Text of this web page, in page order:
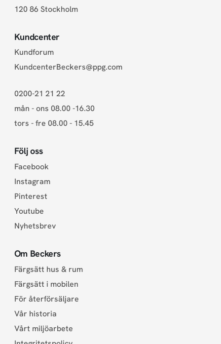
120 86 Stockholm
Kundcenter
Kundforum
KundcenterBeckers@ppg.com
0200-21 21 22
mån - ons 08.00 -16.30
tors - fre 08.00 - 15.45
Följ oss
Facebook
Instagram
Pinterest
Youtube
Nyhetsbrev
Om Beckers
Färgsätt hus & rum
Färgsätt i mobilen
För återförsäljare
Vår historia
Vårt miljöarbete